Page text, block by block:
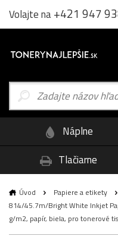
Volajte na+421 947
Náplne
Tlačiarne
Úvod Papiere a etikety
814/45.7m/Bright White Inkjet
g/m2, papír, biela, pro tonerové